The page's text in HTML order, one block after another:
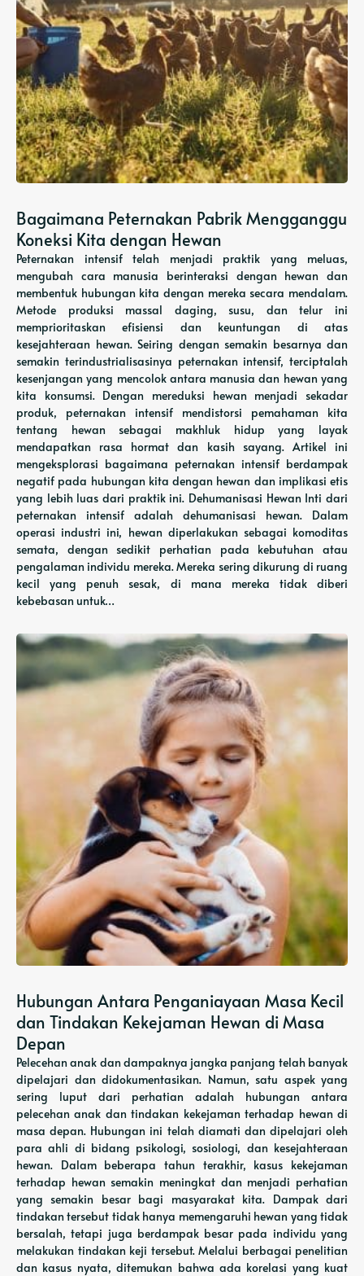
Bagaimana Peternakan Pabrik Mengganggu
Koneksi Kita dengan Hewan
Peternakan intensif telah menjadi praktik yang meluas,
mengubah cara manusia berinteraksi dengan hewan dan
membentuk hubungan kita dengan mereka secara mendalam.
Metode produksi massal daging, susu, dan telur ini
memprioritaskan efisiensi dan keuntungan di atas
kesejahteraan hewan. Seiring dengan semakin besarnya dan
semakin terindustrialisasinya peternakan intensif, terciptalah
kesenjangan yang mencolok antara manusia dan hewan yang
kita konsumsi. Dengan mereduksi hewan menjadi sekadar
produk, peternakan intensif mendistorsi pemahaman kita
tentang hewan sebagai makhluk hidup yang layak
mendapatkan rasa hormat dan kasih sayang. Artikel ini
mengeksplorasi bagaimana peternakan intensif berdampak
negatif pada hubungan kita dengan hewan dan implikasi etis
yang lebih luas dari praktik ini. Dehumanisasi Hewan Inti dari
peternakan intensif adalah dehumanisasi hewan. Dalam
operasi industri ini, hewan diperlakukan sebagai komoditas
semata, dengan sedikit perhatian pada kebutuhan atau
pengalaman individu mereka. Mereka sering dikurung di ruang
kecil yang penuh sesak, di mana mereka tidak diberi
kebebasan untuk…
Hubungan Antara Penganiayaan Masa Kecil
dan Tindakan Kekejaman Hewan di Masa
Depan
Pelecehan anak dan dampaknya jangka panjang telah banyak
dipelajari dan didokumentasikan. Namun, satu aspek yang
sering luput dari perhatian adalah hubungan antara
pelecehan anak dan tindakan kekejaman terhadap hewan di
masa depan. Hubungan ini telah diamati dan dipelajari oleh
para ahli di bidang psikologi, sosiologi, dan kesejahteraan
hewan. Dalam beberapa tahun terakhir, kasus kekejaman
terhadap hewan semakin meningkat dan menjadi perhatian
yang semakin besar bagi masyarakat kita. Dampak dari
tindakan tersebut tidak hanya memengaruhi hewan yang tidak
bersalah, tetapi juga berdampak besar pada individu yang
melakukan tindakan keji tersebut. Melalui berbagai penelitian
dan kasus nyata, ditemukan bahwa ada korelasi yang kuat